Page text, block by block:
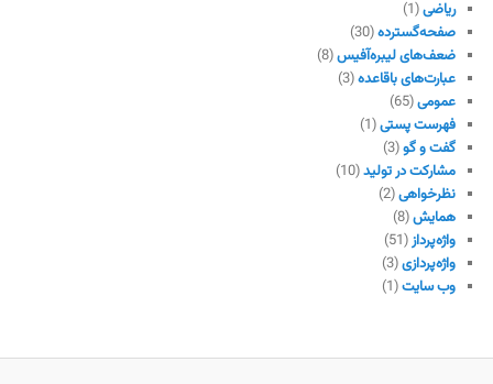
ریاضی(1)
صفحه‌گسترده(30)
ضعف‌های لیبره‌آفیس(8)
عبارت‌های باقاعده(3)
عمومی(65)
فهرست پستی(1)
گفت و گو(3)
مشارکت در تولید(10)
نظرخواهی(2)
همایش(8)
واژه‌پرداز(51)
واژه‌پردازی(3)
وب سایت(1)